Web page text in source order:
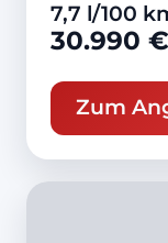
7,7 l/100
30.990 €
Zum